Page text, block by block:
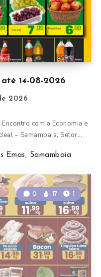
14-08-2026
2026
com a Economia e
– Samambaia, Setor…
Emas , Samambaia
0 17 1